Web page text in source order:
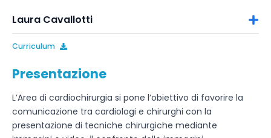
Laura Cavallotti
Curriculum
Presentazione
L’Area di cardiochirurgia si pone l’obiettivo di favorire la
comunicazione tra cardiologi e chirurghi con la
presentazione di tecniche chirurgiche mediante